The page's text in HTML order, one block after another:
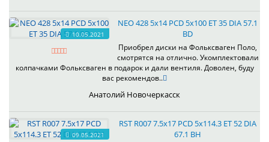
10.05.2021
NEO 428 5x14 PCD 5x100 ET 35 DIA 57.1
BD
Приобрел диски на Фольксваген Поло,
смотрятся на отлично. Укомплектовали
колпачками Фольксваген в подарок и дали вентиля. Доволен, буду
вас рекомендов..
Анатолий Новочеркасск
09.05.2021
RST R007 7.5x17 PCD 5x114.3 ET 52 DIA
67.1 BH